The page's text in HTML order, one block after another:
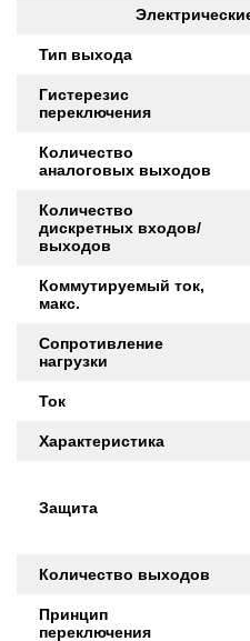
Тип выхода
Гистерезис
переключения
Количество
аналоговых выходов
Количество
дискретных входов/
выходов
Коммутируемый ток,
макс.
Сопротивление
нагрузки
Ток
Характеристика
Защита
Количество выходов
Принцип
переключения